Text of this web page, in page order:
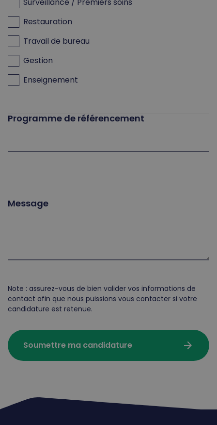
Restauration
Travail de bureau
Gestion
Enseignement
Programme de référencement
Message
Note : assurez-vous de bien valider vos informations de
contact afin que nous puissions vous contacter si votre
candidature est retenue.
Soumettre ma candidature arrow_forward